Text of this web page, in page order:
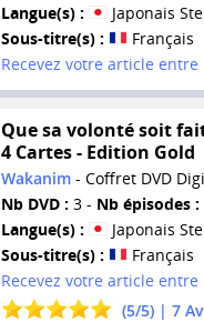
Langue(s) :
Japonais
Sous-titre(s) :
Français
Recevez votre article entre
Que sa volonté soit
4 Cartes - Edition Gold
Wakanim- Coffret DVD
Nb DVD : 3 - Nb épisodes :
Langue(s) :
Japonais
Sous-titre(s) :
Français
Recevez votre article entre
(5/5) | 7